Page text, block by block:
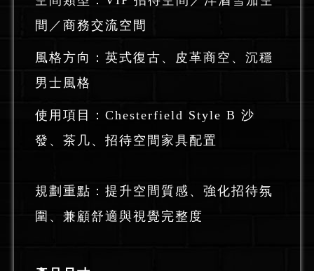
間／商務交流空間
風格方向：英式復古、皮革商空、沉穩
男士風格
使用項目：Chesterfield Style B 沙
發、茶几、招待空間家具配置
規劃重點：提升空間質感、強化招待氛
圍、兼顧舒適與視覺完整度